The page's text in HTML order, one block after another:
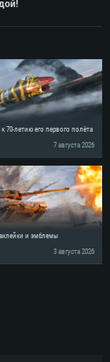
к 70-летию его первого полёта
7 августа 2026
и эмблемы
3 августа 2026